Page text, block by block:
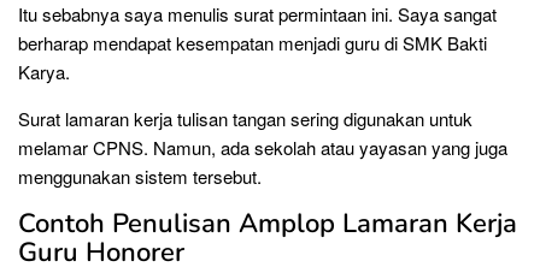
Itu sebabnya saya menulis surat permintaan ini. Saya sangat
berharap mendapat kesempatan menjadi guru di SMK Bakti
Karya.
Surat lamaran kerja tulisan tangan sering digunakan untuk
melamar CPNS. Namun, ada sekolah atau yayasan yang juga
menggunakan sistem tersebut.
Contoh Penulisan Amplop Lamaran Kerja
Guru Honorer